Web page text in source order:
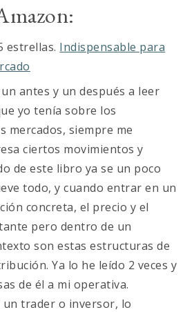
estrellas. Indispensable para
antes y un después a leer
yo tenía sobre los
mercados, siempre me
ciertos movimientos y
de este libro ya se un poco
todo, y cuando entrar en un
concreta, el precio y el
pero dentro de un
son estas estructuras de
Ya lo he leído 2 veces y
de él a mi operativa.
un trader o inversor, lo